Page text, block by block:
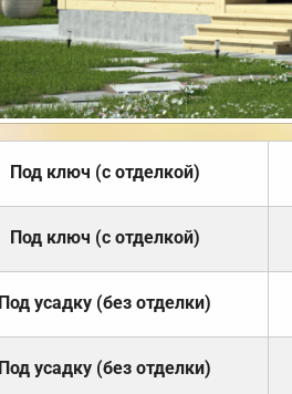
Под ключ (с отделкой)
Под ключ (с отделкой)
Под усадку (без отделки)
Под усадку (без отделки)